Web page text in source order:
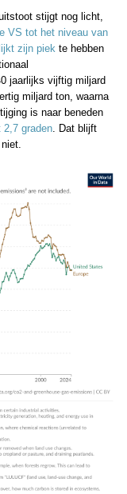
stijgt nog licht,
VS tot het niveau van
zijn piek te hebben
jaarlijks vijftig miljard
miljard ton, waarna
is naar beneden
2,7 graden. Dat blijft